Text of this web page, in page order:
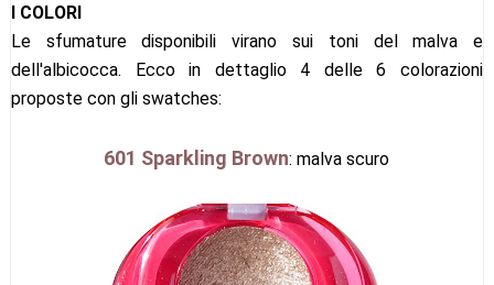
I COLORI
Le sfumature disponibili virano sui toni del malva e
dell'albicocca. Ecco in dettaglio 4 delle 6 colorazioni
proposte con gli swatches:
601 Sparkling Brown: malva scuro